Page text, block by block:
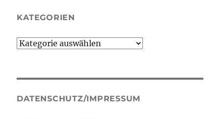
KATEGORIEN
Kategorien
DATENSCHUTZ/IMPRESSUM